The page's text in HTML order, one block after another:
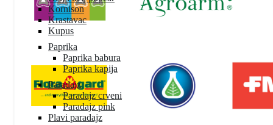
Kornison
Krastavac
Kupus
Paprika
Paprika babura
Paprika kapija
Paradajz
Paradajz crveni
Paradajz pink
Plavi paradajz